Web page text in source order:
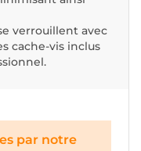
verrouillent avec
cache-vis inclus
par notre